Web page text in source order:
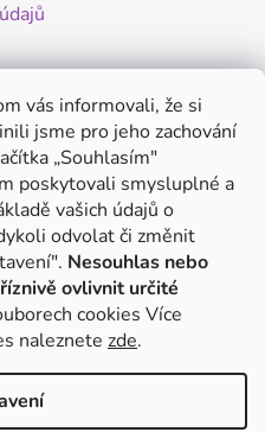
vás informovali, že si
jsme pro jeho zachování
„Souhlasím"
poskytovali smysluplné a
vašich údajů o
odvolat či změnit
Nesouhlas nebo
ovlivnit určité
cookies Více
naleznete zde.
dronů - od
minidron s 360°
novém modelu?